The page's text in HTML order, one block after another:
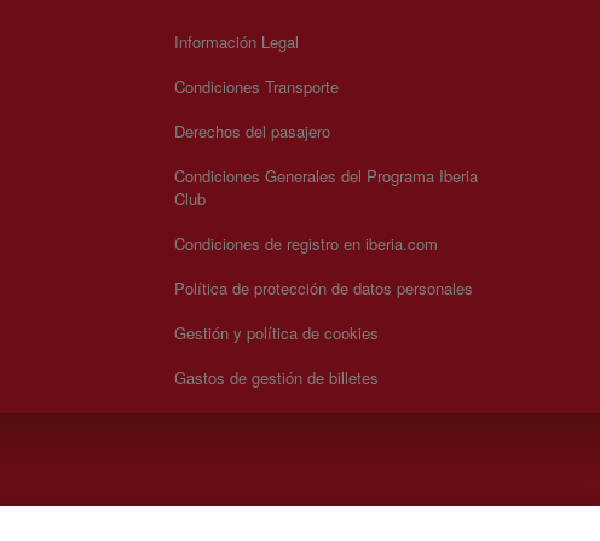
Información Legal
Condiciones Transporte
Derechos del pasajero
Condiciones Generales del Programa Iberia
Club
Condiciones de registro en iberia.com
Política de protección de datos personales
Gestión y política de cookies
Gastos de gestión de billetes